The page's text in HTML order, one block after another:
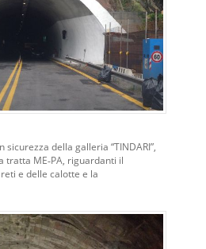
della galleria “TINDARI”,
tratta ME‐PA, riguardanti il
e delle calotte e la
della galleria.